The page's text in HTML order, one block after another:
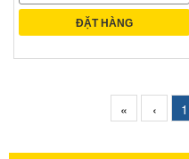
ĐẶT HÀNG
« ‹ 1